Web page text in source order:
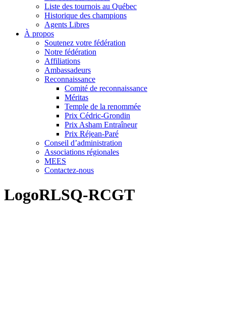
Liste des tournois au Québec
Historique des champions
Agents Libres
À propos
Soutenez votre fédération
Notre fédération
Affiliations
Ambassadeurs
Reconnaissance
Comité de reconnaissance
Méritas
Temple de la renommée
Prix Cédric-Grondin
Prix Asham Entraîneur
Prix Réjean-Paré
Conseil d’administration
Associations régionales
MEES
Contactez-nous
LogoRLSQ-RCGT